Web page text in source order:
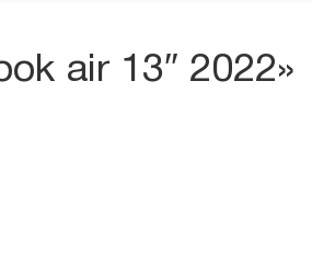
air 13″ 2022»